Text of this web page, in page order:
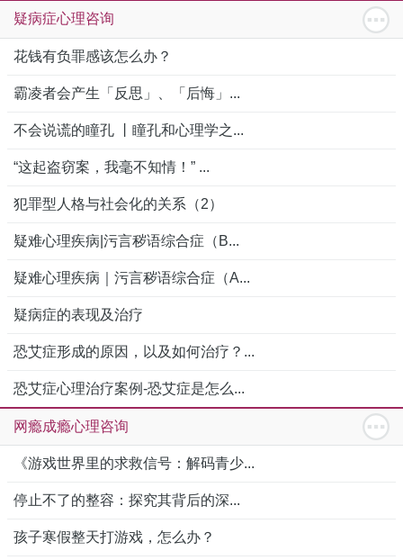
疑病症心理咨询
花钱有负罪感该怎么办？
霸凌者会产生「反思」、「后悔」...
不会说谎的瞳孔 丨瞳孔和心理学之...
“这起盗窃案，我毫不知情！” ...
犯罪型人格与社会化的关系（2）
疑难心理疾病|污言秽语综合症（B...
疑难心理疾病｜污言秽语综合症（A...
疑病症的表现及治疗
恐艾症形成的原因，以及如何治疗？...
恐艾症心理治疗案例-恐艾症是怎么...
网瘾成瘾心理咨询
《游戏世界里的求救信号：解码青少...
停止不了的整容：探究其背后的深...
孩子寒假整天打游戏，怎么办？